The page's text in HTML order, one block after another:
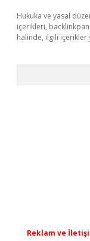
Hukuka ve yasal
içerikleri,
halinde, ilgili içerikler
Reklam ve